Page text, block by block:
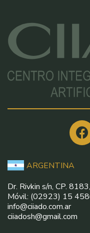
ARGENTINA
Dr. Rivkin s/n, CP.
Móvil: (02923) 15
info@ciiado.com.ar
ciiadosh@gmail.com